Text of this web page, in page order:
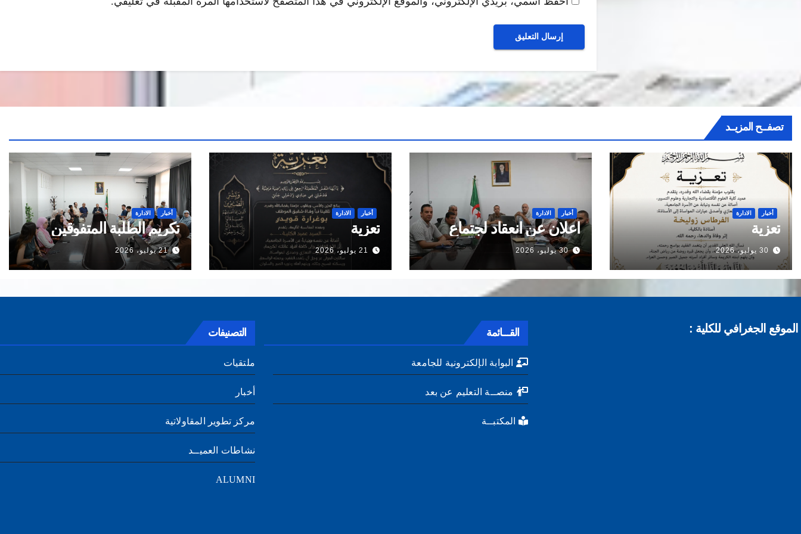
تصفــح المزيــد
أخبار الادارة
تعزية
30 يوليو، 2026
أخبار الادارة
اعلان عن انعقاد لجتماع
30 يوليو، 2026
أخبار الادارة
تعزية
21 يوليو، 2026
أخبار الادارة
تكريم الطلبة المتفوقين
21 يوليو، 2026
الموقع الجغرافي للكلية : القـــائمة
البوابة الإلكترونية للجامعة
منصــة التعليم عن بعد
المكتبــة
التصنيفات
ملتقيات
أخبار
مركز تطوير المقاولاتية
نشاطات العميــد
ALUMNI